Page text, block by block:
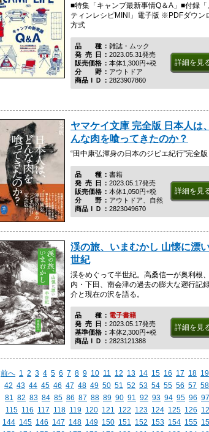
■特集「キャンプ最新事情Q＆A」■付録「
ティンレシピMINI」電子版 ※PDFダウン
方式
品種雑誌・ムック
発売日 2023.05.31発売
販売価格
本体1,300円+税
分野アウトドア
商品ＩＤ
2823907860
詳細を見
ヤマケイ文庫 完全版 日本人は
んな肉を喰ってきたのか？
“田中康弘渾身の日本のジビエ紀行”完全版
品種書籍
発売日 2023.05.17発売
販売価格
本体1,050円+税
分野アウトドア、自然
商品ＩＤ
2823049670
詳細を見
渓の旅、いまむかし 山懐に漂
世紀
渓をめぐって半世紀。高桑信一が奥利根、
内・下田、南会津の過去の膨大な遡行記
介と現在の沢を語る。
品種電子書籍
発売日 2023.05.17発売
基準価格
本体2,300円+税
商品ＩＤ
2823121388
詳細を見
前へ 1 2 3 4 5 6 7 8 9 10 11 12 13 14 15 16 17 18 19
42 43 44 45 46 47 48 49 50 51 52 53 54 55 56 57 58
81
82 83 84 85 86 87 88 89 90 91 92 93 94 95 96 97
115 116 117 118 119 120 121 122 123 124 125 126
144 145 146 147 148 149 150 151 152 153 154 155